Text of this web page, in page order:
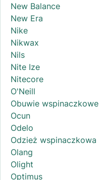
New Balance
New Era
Nike
Nikwax
Nils
Nite Ize
Nitecore
O'Neill
Obuwie wspinaczkowe
Ocun
Odelo
Odzież wspinaczkowa
Olang
Olight
Optimus